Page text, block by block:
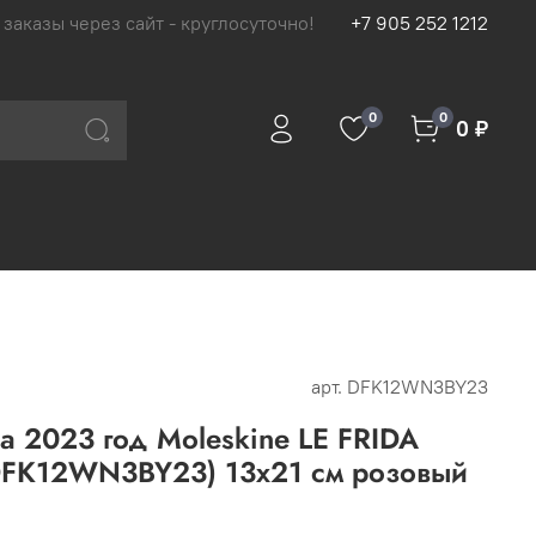
через сайт - круглосуточно! +7 905 252 1212
0 0 0 ₽
арт. DFK12WN3BY23
2023 год Moleskine LE FRIDA
13х21 см розовый